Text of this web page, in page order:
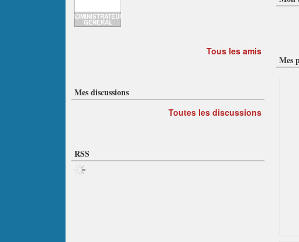
Mes
ADMINISTRATEUR
GENERAL
Tous les amis
Mes discussions
Toutes les discussions
RSS